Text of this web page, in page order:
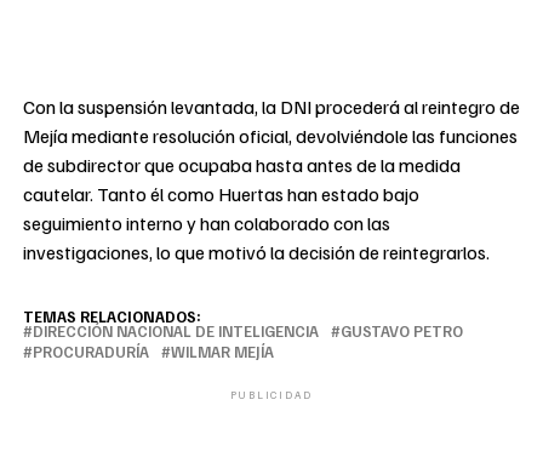
Con la suspensión levantada, la DNI procederá al reintegro de
Mejía mediante resolución oficial, devolviéndole las funciones
de subdirector que ocupaba hasta antes de la medida
cautelar. Tanto él como Huertas han estado bajo
seguimiento interno y han colaborado con las
investigaciones, lo que motivó la decisión de reintegrarlos.
TEMAS RELACIONADOS:
DIRECCIÓN NACIONAL DE INTELIGENCIA
GUSTAVO PETRO
PROCURADURÍA
WILMAR MEJÍA
PUBLICIDAD